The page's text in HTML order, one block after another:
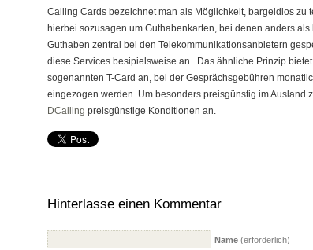
Calling Cards bezeichnet man als Möglichkeit, bargeldlos zu
hierbei sozusagen um Guthabenkarten, bei denen anders
Guthaben zentral bei den Telekommunikationsanbietern
diese Services besipielsweise an. Das ähnliche Prinzip
sogenannten T-Card an, bei der Gesprächsgebühren
eingezogen werden. Um besonders preisgünstig im Ausland
DCalling preisgünstige Konditionen an.
Hinterlasse einen Kommentar
Name (erforderlich)